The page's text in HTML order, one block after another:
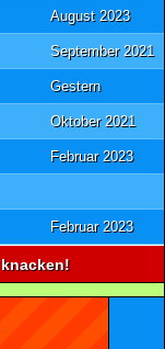
August 2023
September 2021
Gestern
Oktober 2021
Februar 2023
Februar 2023